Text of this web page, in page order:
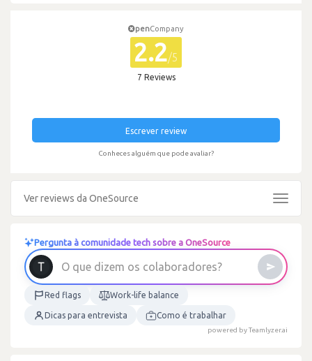
penCompany
2.2/5
7 Reviews
Escrever review
Conheces alguém que pode avaliar?
Ver reviews da OneSource
Toggle
Pergunta à comunidade tech sobre a OneSource
O que d izem os colaborad ores?
Red flags Work-life balance
Dicas para entrevista Como é trabalhar
powered by Teamlyzer.ai